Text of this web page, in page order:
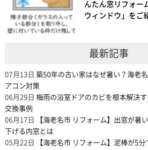
んたん窓リフォー
ウィンドウ」をご
最新記事
07月13日 築50年の古い家はなぜ暑い？海老
アコン対策
06月29日 梅雨の浴室ドアのカビを根本解決
交換事例
06月17日
【海老名市 リフォーム】出窓が暑
下げる内窓とは
05月22日
【海老名市 リフォーム】泥棒が5